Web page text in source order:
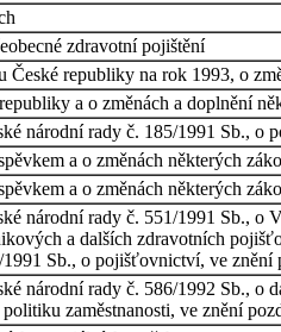
zdravotní pojištění
České republiky na rok 1993, o
a o změnách a doplnění
národní rady č. 185/1991 Sb., o
a o změnách některých
a o změnách některých
národní rady č. 551/1991 Sb.,
a dalších zdravotních
Sb., o pojišťovnictví, ve znění
národní rady č. 586/1992 Sb.,
zaměstnanosti, ve znění